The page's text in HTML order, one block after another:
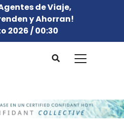
de Viaje,
y Ahorran!
2026 / 00:30